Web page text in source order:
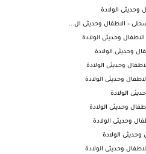
وحديثى الولادة
– الاطفال وحديثى ال...
وحديثى الولادة
وحديثى الولادة
وحديثى الولادة
وحديثى الولادة
الولادة
وحديثى الولادة
وحديثى الولادة
وحديثى الولادة
وحديثى الولادة